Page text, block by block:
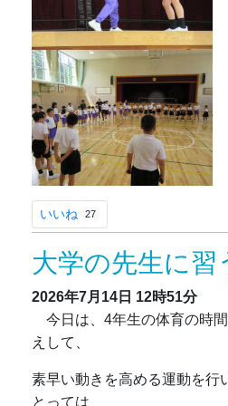
いいね 27
大学の先生に習
2026年7月14日 12時51分
今日は、4年生の体育の時
えして、
素早い動きを高める運動を
とっては